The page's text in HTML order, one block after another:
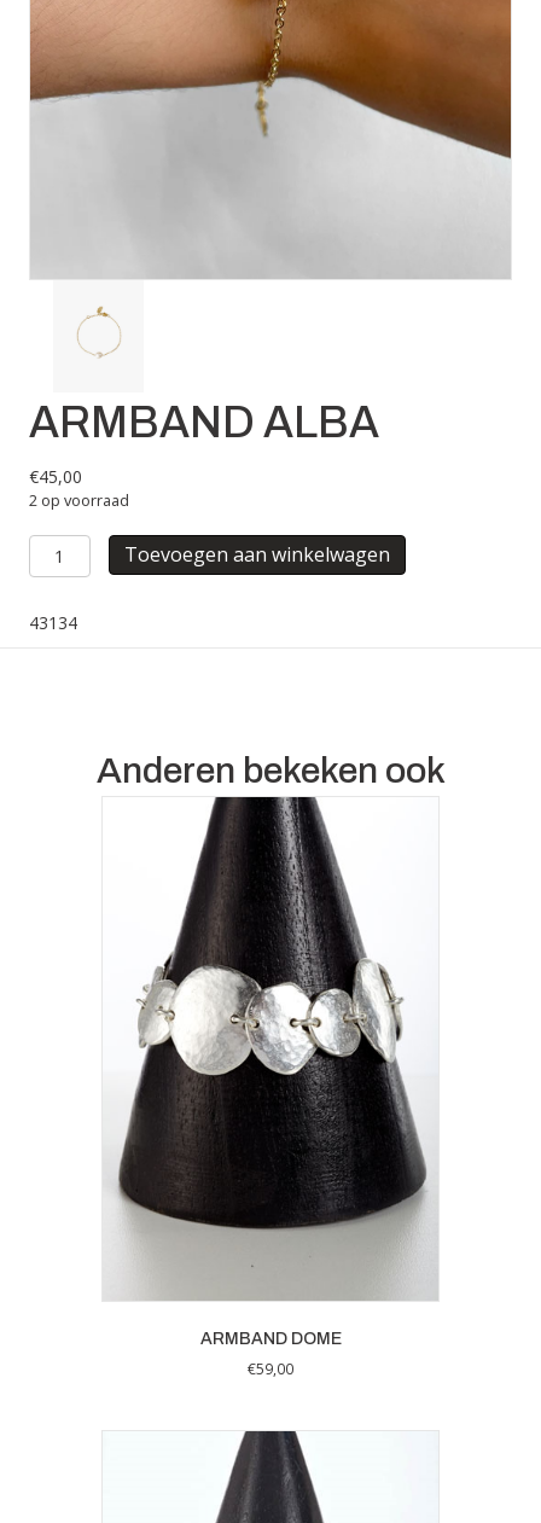
ARMBAND ALBA
€45,00
2 op voorraad
ARMBAND
ALBA
Toevoegen aan winkelwagen
43134
Anderen bekeken ook
ARMBAND DOME
€59,00